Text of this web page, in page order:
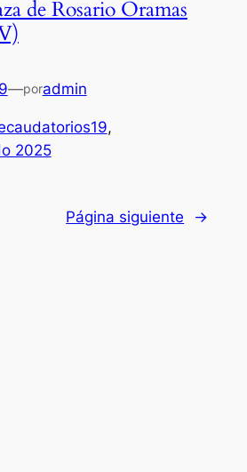
de Rosario Oramas
—poradmin
2025
Página siguiente →